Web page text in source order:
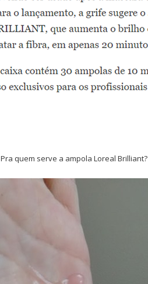
Pra quem serve a ampola Loreal Brilliant?